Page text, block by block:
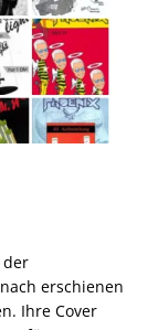
der
erschienen
Ihre Cover